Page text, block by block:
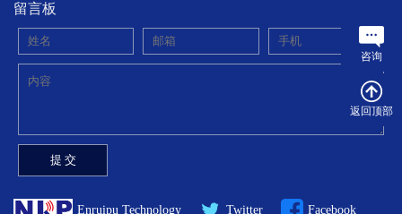
留言板
Enruipu Technology Twitter Facebook
咨询
返回顶部